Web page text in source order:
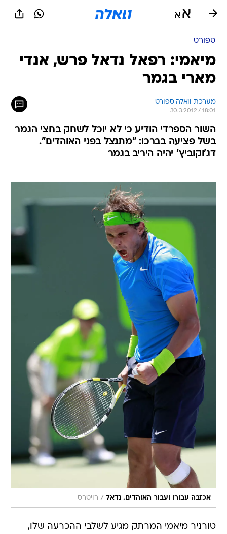
ספורט
מיאמי: רפאל נדאל פרש, אנדי
מארי בגמר
מערכת וואלה ספורט
30.3.2012 / 18:01
השור הספרדי הודיע כי לא יוכל לשחק בחצי הגמר
בשל פציעה בברכו: "מתנצל בפני האוהדים".
דג'וקוביץ' יהיה היריב בגמר
אכזבה עבורו ועבור האוהדים. נדאל / רויטרס
טורניר מיאמי המרתק מגיע לשלבי ההכרעה שלו,